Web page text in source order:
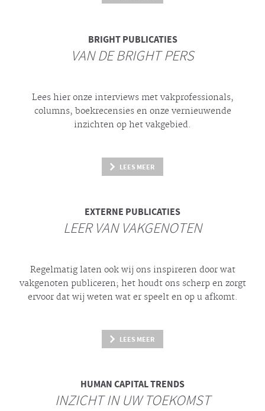
BRIGHTPUBLICATIES
VAN DE BRIGHT PERS
Lees hier onze interviews met vakprofessionals,
columns, boekrecensies en onze vernieuwende
inzichten op het vakgebied.
LEES MEER
EXTERNE PUBLICATIES
LEER VAN VAKGENOTEN
Regelmatig laten ook wij ons inspireren door wat
vakgenoten publiceren; het houdt ons scherp en zorgt
ervoor dat wij weten wat er speelt en op u afkomt.
LEES MEER
HUMAN CAPITAL TRENDS
INZICHT IN UW TOEKOMST